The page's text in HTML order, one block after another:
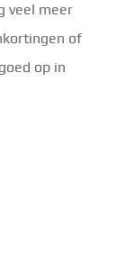
veel meer
of
op in